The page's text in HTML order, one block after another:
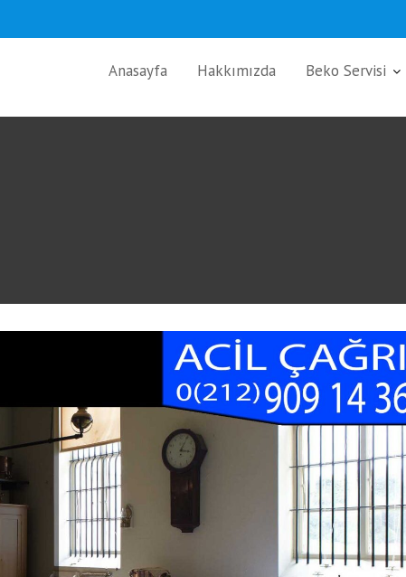
Anasayfa Hakkımızda Beko Servisi